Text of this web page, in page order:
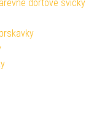
dortové svíčky